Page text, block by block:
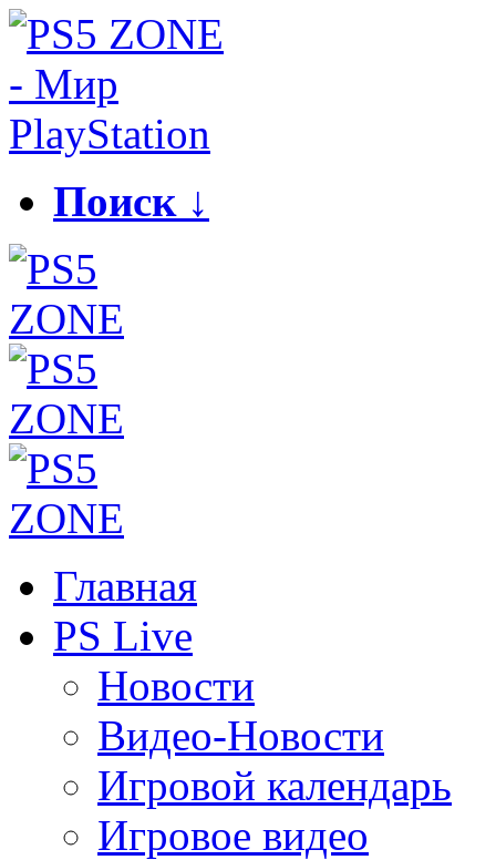
Поиск ↓
Главная
PS Live
Новости
Видео-Новости
Игровой календарь
Игровое видео